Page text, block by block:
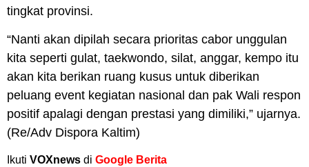
tingkat provinsi.
“Nanti akan dipilah secara prioritas cabor unggulan
kita seperti gulat, taekwondo, silat, anggar, kempo itu
akan kita berikan ruang kusus untuk diberikan
peluang event kegiatan nasional dan pak Wali respon
positif apalagi dengan prestasi yang dimiliki,” ujarnya.
(Re/Adv Dispora Kaltim)
Ikuti VOXnews di Google Berita